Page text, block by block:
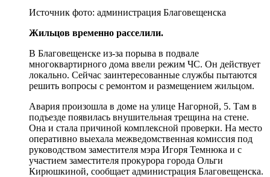
Источник фото: администрация Благовещенска
Жильцов временно расселили.
В Благовещенске из-за порыва в подвале
многоквартирного дома ввели режим ЧС. Он действует
локально. Сейчас заинтересованные службы пытаются
решить вопросы с ремонтом и размещением жильцом.
Авария произошла в доме на улице Нагорной, 5. Там в
подъезде появилась внушительная трещина на стене.
Она и стала причиной комплексной проверки. На место
оперативно выехала межведомственная комиссия под
руководством заместителя мэра Игоря Темнюка и с
участием заместителя прокурора города Ольги
Кирюшкиной, сообщает администрация Благовещенска.